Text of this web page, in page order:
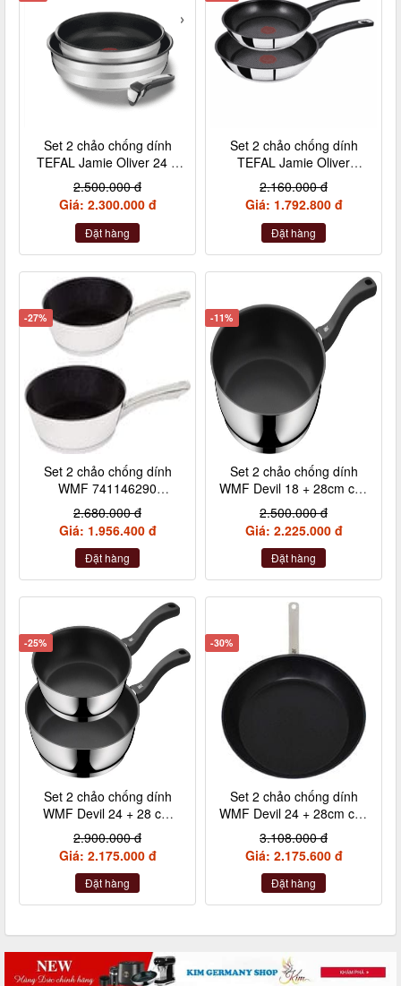
Set 2 chảo chống dính
TEFAL Jamie Oliver 24 +
28cm inox cán rời
2.500.000 đ
Giá: 2.300.000 đ
Đặt hàng
Set 2 chảo chống dính
TEFAL Jamie Oliver
Titanium 20 + 26cm nội
địa Đức
2.160.000 đ
Giá: 1.792.800 đ
Đặt hàng
-27%
Set 2 chảo chống dính
WMF 741146290
24+28cm cán inox nội địa
Đức
2.680.000 đ
Giá: 1.956.400 đ
Đặt hàng
-11%
Set 2 chảo chống dính
WMF Devil 18 + 28cm cán
nhựa
2.500.000 đ
Giá: 2.225.000 đ
Đặt hàng
-25%
Set 2 chảo chống dính
WMF Devil 24 + 28 cm
kèm xẻng
2.900.000 đ
Giá: 2.175.000 đ
Đặt hàng
-30%
Set 2 chảo chống dính
WMF Devil 24 + 28cm cán
inox nội địa Đức
3.108.000 đ
Giá: 2.175.600 đ
Đặt hàng